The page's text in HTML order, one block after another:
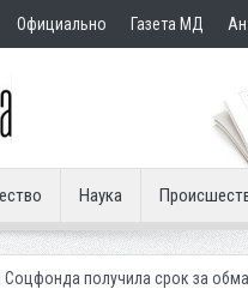
Официально Газета МД
Наука
за обман клиентов